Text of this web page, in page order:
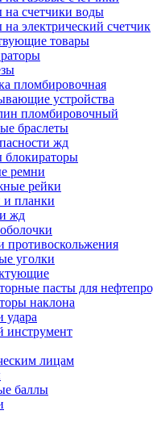
счетчики воды
электрический счетчик
товары
пломбировочная
устройства
пломбировочный
браслеты
жд
ремни
рейки
планки
жд
противоскольжения
уголки
пасты для
наклона
удара
инструмент
лицам
баллы